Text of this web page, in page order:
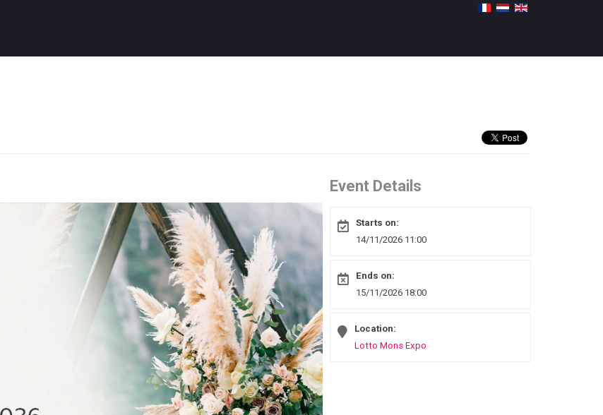
Event Details
Starts on:
14/11/2026 11:00
Ends on:
15/11/2026 18:00
Location:
Lotto Mons Expo